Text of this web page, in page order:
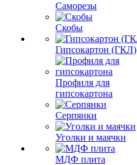
Саморезы
Скобы
Гипсокартон (ГКЛ)
Профиля для
гипсокартона
Серпянки
Уголки и маячки
МДФ плита